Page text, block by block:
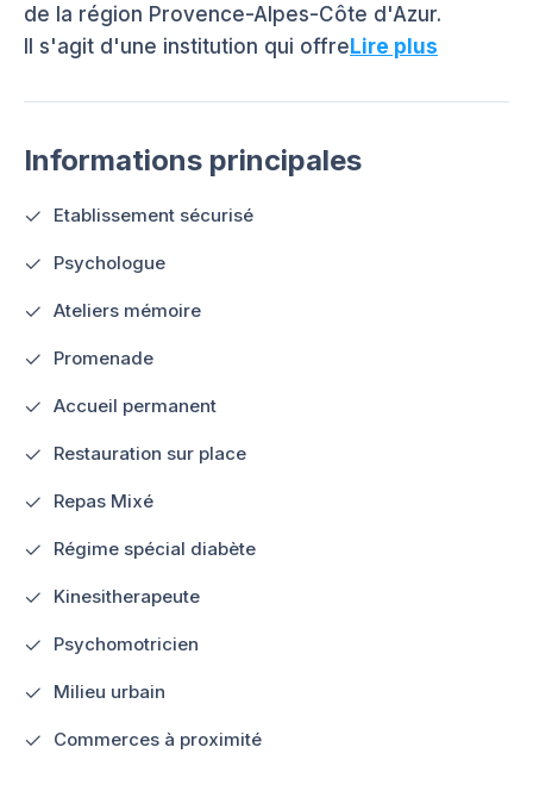
de la région Provence-Alpes-Côte d'Azur.
Il s'agit d'une institution qui offreLire plus
Informations principales
Etablissement sécurisé
Psychologue
Ateliers mémoire
Promenade
Accueil permanent
Restauration sur place
Repas Mixé
Régime spécial diabète
Kinesitherapeute
Psychomotricien
Milieu urbain
Commerces à proximité